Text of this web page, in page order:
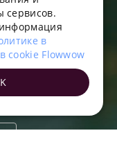
машин и
«ФЛАУВАУ»
округ
2/3.
FRENCH
TURKISH
POLISH
сервисов.
в
cookie Flowwow